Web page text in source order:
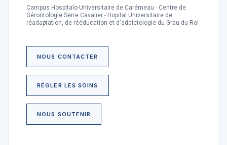
Campus Hospitalo-Universitaire de Carémeau - Centre de
Gérontologie Serre Cavalier - Hopital Universitaire de
réadaptation, de rééducation et d'addictologie du Grau-du-Roi
NOUS CONTACTER
RÉGLER LES SOINS
NOUS SOUTENIR